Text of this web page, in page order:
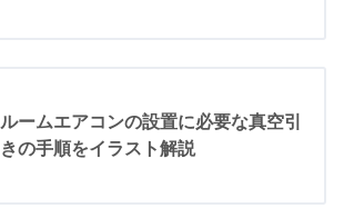
ルームエアコンの設置に必要な真空引
きの手順をイラスト解説